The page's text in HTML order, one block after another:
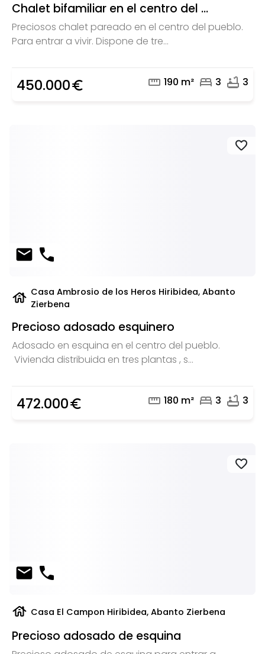
Chalet bifamiliar en el centro del ...
Preciosos chalet pareado en el centro del pueblo.
Para entrar a vivir. Dispone de tre...
450.000euro_symbol straighten 190 m² bed 3 bathtub 3
favorite
mail phone
house Casa Ambrosio de los Heros Hiribidea, Abanto
Zierbena
Precioso adosado esquinero
Adosado en esquina en el centro del pueblo.
Vivienda distribuida en tres plantas , s...
472.000euro_symbol straighten 180 m² bed 3 bathtub 3
favorite
mail phone
house Casa El Campon Hiribidea, Abanto Zierbena
Precioso adosado de esquina